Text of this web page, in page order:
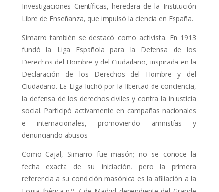
Investigaciones Científicas, heredera de la Institución
Libre de Enseñanza, que impulsó la ciencia en España.
Simarro también se destacó como activista. En 1913
fundó la Liga Española para la Defensa de los
Derechos del Hombre y del Ciudadano, inspirada en la
Declaración de los Derechos del Hombre y del
Ciudadano. La Liga luchó por la libertad de conciencia,
la defensa de los derechos civiles y contra la injusticia
social. Participó activamente en campañas nacionales
e internacionales, promoviendo amnistías y
denunciando abusos.
Como Cajal, Simarro fue masón; no se conoce la
fecha exacta de su iniciación, pero la primera
referencia a su condición masónica es la afiliación a la